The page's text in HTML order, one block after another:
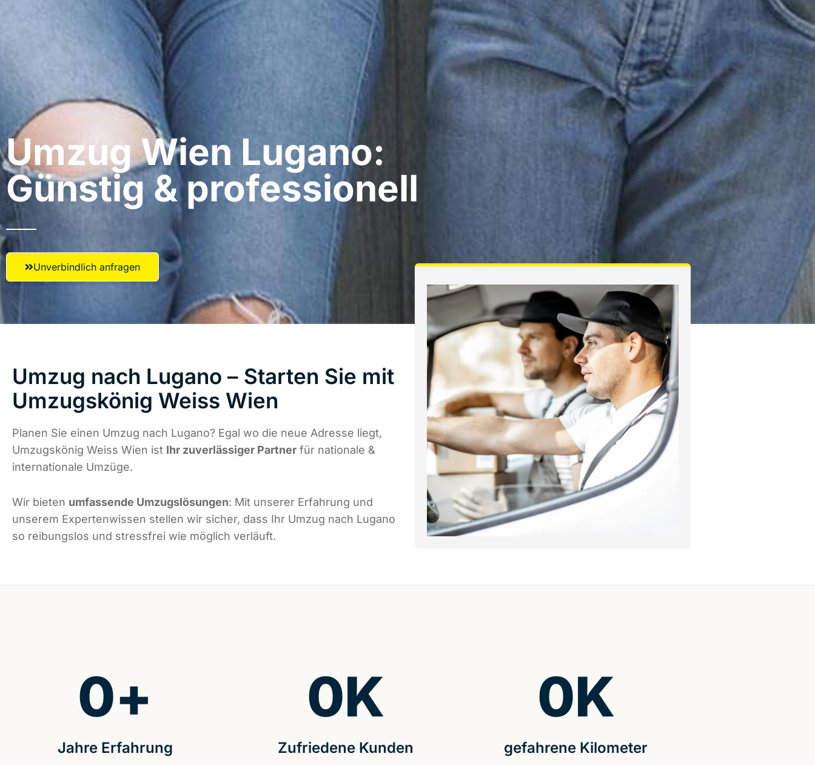
Umzug Wien​ Lugano:
Günstig & professionell​
Unverbindlich anfragen
Umzug nach Lugano – Starten Sie mit
Umzugskönig Weiss Wien
Planen Sie einen Umzug nach Lugano? Egal wo die neue Adresse liegt,
Umzugskönig Weiss Wien ist Ihr zuverlässiger Partner für nationale &
internationale Umzüge.
Wir bieten umfassende Umzugslösungen: Mit unserer Erfahrung und
unserem Expertenwissen stellen wir sicher, dass Ihr Umzug nach Lugano
so reibungslos und stressfrei wie möglich verläuft.
Jahre Erfahrung
0+
Zufriedene Kunden
0K
gefahrene Kilometer
0K